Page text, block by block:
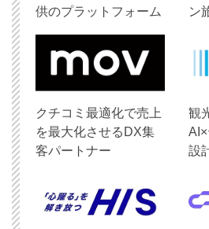
供のプラットフォーム
ン
クチコミ最適化で売上
を最大化させるDX集
客パートナー
観
設